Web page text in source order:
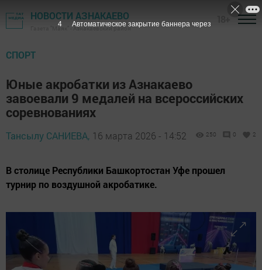
НОВОСТИ АЗНАКАЕВО
Газета "Маяк" - Азнакаевский район
СПОРТ
Юные акробатки из Азнакаево
завоевали 9 медалей на всероссийских
соревнованиях
Тансылу САНИЕВА, 16 марта 2026 - 14:52 250 0 2
В столице Республики Башкортостан Уфе прошел
турнир по воздушной акробатике.
3 Автоматическое закрытие баннера через